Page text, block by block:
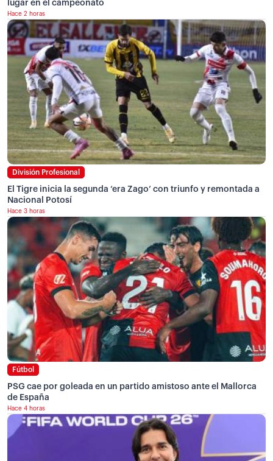
lugar en el campeonato
Hace 2 horas
División Profesional
El Tigre inicia la segunda ‘era Zago’ con triunfo y remontada a
Nacional Potosí
Hace 3 horas
Fútbol
PSG cae por goleada en un partido amistoso ante el Mallorca
de España
Hace 4 horas